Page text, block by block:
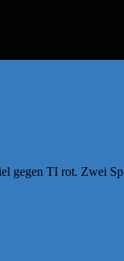
gegen TI rot. Zwei